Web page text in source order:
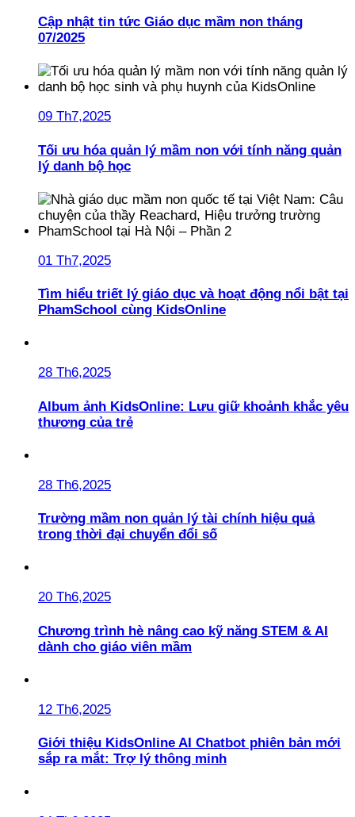
Cập nhật tin tức Giáo dục mầm non tháng
07/2025
09 Th7,2025
Tối ưu hóa quản lý mầm non với tính năng quản
lý danh bộ học
01 Th7,2025
Tìm hiểu triết lý giáo dục và hoạt động nổi bật tại
PhamSchool cùng KidsOnline
28 Th6,2025
Album ảnh KidsOnline: Lưu giữ khoảnh khắc yêu
thương của trẻ
28 Th6,2025
Trường mầm non quản lý tài chính hiệu quả
trong thời đại chuyển đổi số
20 Th6,2025
Chương trình hè nâng cao kỹ năng STEM & AI
dành cho giáo viên mầm
12 Th6,2025
Giới thiệu KidsOnline AI Chatbot phiên bản mới
sắp ra mắt: Trợ lý thông minh